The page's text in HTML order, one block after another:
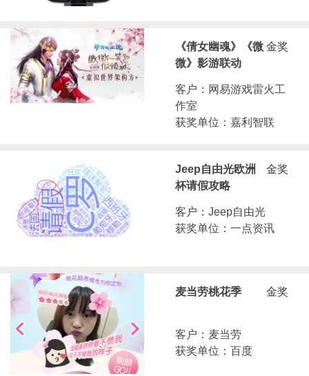
金奖
《倩女幽魂》《微
微》影游联动
客户：网易游戏雷火工
作室
获奖单位：嘉利智联
金奖
Jeep自由光欧洲
杯请假攻略
客户：Jeep自由光
获奖单位：一点资讯
金奖
麦当劳桃花季
客户：麦当劳
获奖单位：百度